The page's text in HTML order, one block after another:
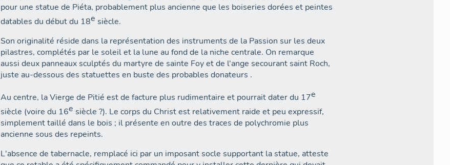
pour une statue de Piéta, probablement plus ancienne que les boiseries dorées et peintes
datables du début du 18e siècle.
Son originalité réside dans la représentation des instruments de la Passion sur les deux
pilastres, complétés par le soleil et la lune au fond de la niche centrale. On remarque
aussi deux panneaux sculptés du martyre de sainte Foy et de l'ange secourant saint Roch,
juste au-dessous des statuettes en buste des probables donateurs .
Au centre, la Vierge de Pitié est de facture plus rudimentaire et pourrait dater du 17e
siècle (voire du 16e siècle ?). Le corps du Christ est relativement raide et peu expressif,
simplement taillé dans le bois ; il présente en outre des traces de polychromie plus
ancienne sous des repeints.
L'absence de tabernacle, remplacé ici par un imposant socle supportant la statue, atteste